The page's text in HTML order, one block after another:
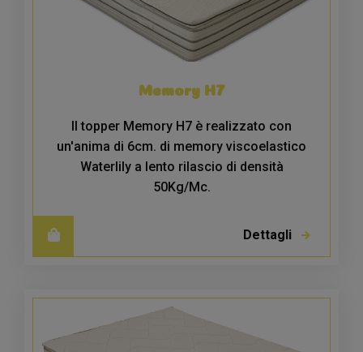
Memory H7
Il topper Memory H7 è realizzato con
un'anima di 6cm. di memory viscoelastico
Waterlily a lento rilascio di densità
50Kg/Mc.
Dettagli